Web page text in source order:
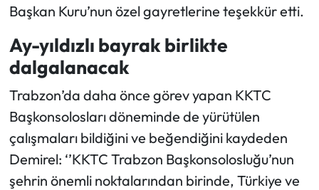
Başkan Kuru’nun özel gayretlerine teşekkür etti.
Ay-yıldızlı bayrak birlikte
dalgalanacak
Trabzon’da daha önce görev yapan KKTC
Başkonsolosları döneminde de yürütülen
çalışmaları bildiğini ve beğendiğini kaydeden
Demirel: ‘’KKTC Trabzon Başkonsolosluğu’nun
şehrin önemli noktalarından birinde, Türkiye ve